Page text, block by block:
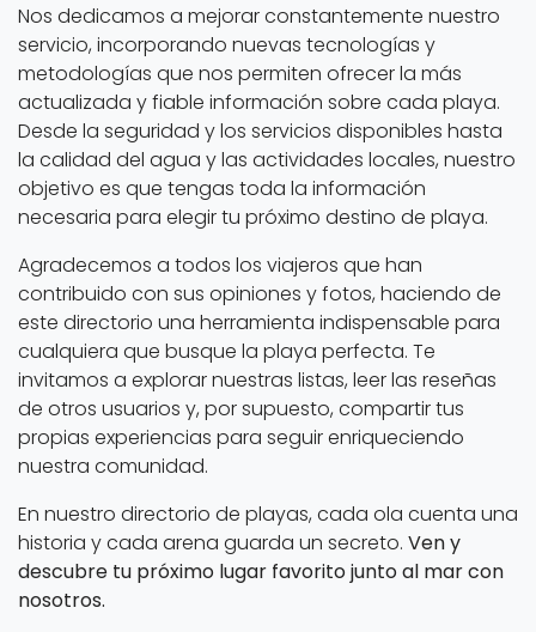
Nos dedicamos a mejorar constantemente nuestro
servicio, incorporando nuevas tecnologías y
metodologías que nos permiten ofrecer la más
actualizada y fiable información sobre cada playa.
Desde la seguridad y los servicios disponibles hasta
la calidad del agua y las actividades locales, nuestro
objetivo es que tengas toda la información
necesaria para elegir tu próximo destino de playa.
Agradecemos a todos los viajeros que han
contribuido con sus opiniones y fotos, haciendo de
este directorio una herramienta indispensable para
cualquiera que busque la playa perfecta. Te
invitamos a explorar nuestras listas, leer las reseñas
de otros usuarios y, por supuesto, compartir tus
propias experiencias para seguir enriqueciendo
nuestra comunidad.
En nuestro directorio de playas, cada ola cuenta una
historia y cada arena guarda un secreto. Ven y
descubre tu próximo lugar favorito junto al mar con
nosotros.